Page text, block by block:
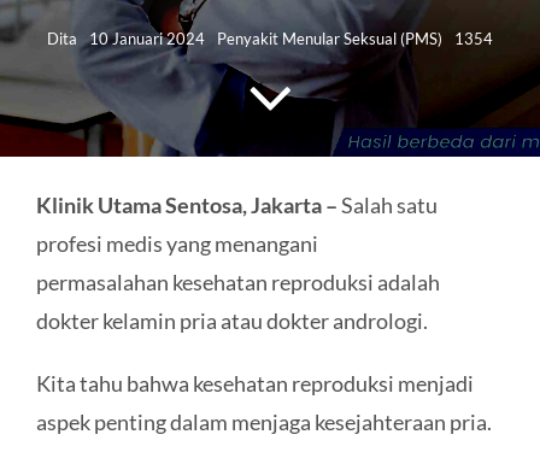
for:
Dita 10 Januari 2024 Penyakit Menular Seksual (PMS) 1354
Klinik Utama Sentosa, Jakarta –Salah satu
profesi medis yang menangani
permasalahan kesehatan reproduksi adalah
dokter kelamin pria atau dokter andrologi.
Kita tahu bahwa kesehatan reproduksi menjadi
aspek penting dalam menjaga kesejahteraan pria.